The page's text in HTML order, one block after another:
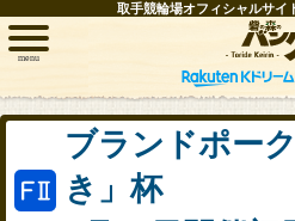
取手競輪場オフィシャルサ
menu
トップ
ブランドポー
き」杯